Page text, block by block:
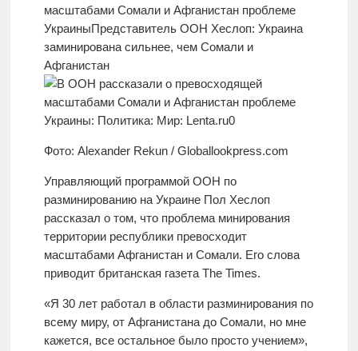
Версия для
масштабами Сомали и Афганистан проблеме
УкраиныПредставитель ООН Хеслоп: Украина
заминирована сильнее, чем Сомали и
Афганистан
Фото: Alexander Rekun / Globallookpress.com
Управляющий программой ООН по
разминированию на Украине Пол Хеслоп
рассказал о том, что проблема минирования
территории республики превосходит
масштабами Афганистан и Сомали. Его слова
приводит британская газета The Times.
«Я 30 лет работал в области разминирования по
всему миру, от Афганистана до Сомали, но мне
кажется, все остальное было просто учением»,